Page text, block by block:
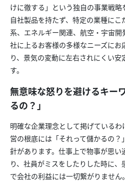
けに徹する」という独自の事業戦略
自社製品を持たず、特定の業種に
系、エネルギー関連、航空・宇宙
社に上るお客様の多様なニーズにお
り、景気の変動に左右されにくい
す。
無意味な怒りを避けるキー
るの？」
明確な企業理念として掲げている
営の根底には「それって儲かるの
針があります。仕事上で物事が思
り、社員がミスをしたりした時に
で会社の利益には一切繋がりませ